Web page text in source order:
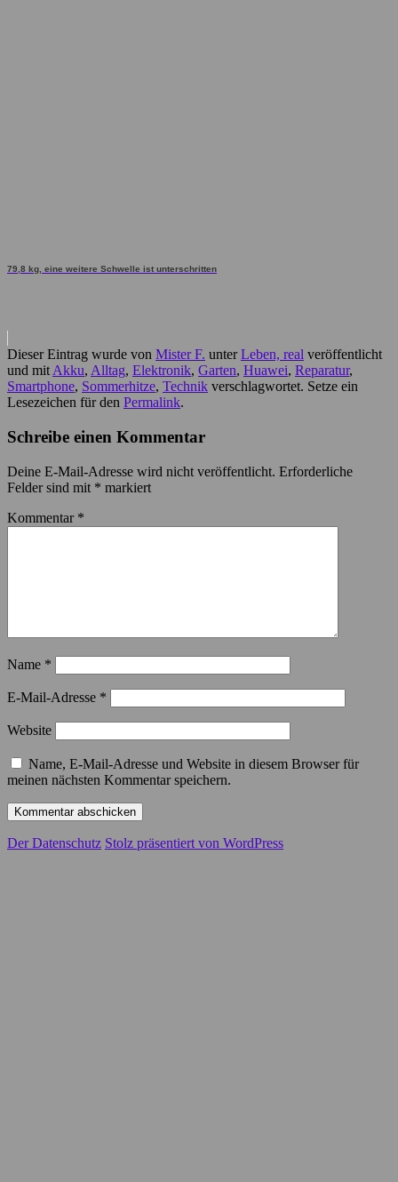
79,8 kg, eine weitere Schwelle ist unterschritten
Dieser Eintrag wurde von Mister F. unterLeben, real veröffentlicht
und mit Akku, Alltag, Elektronik, Garten, Huawei, Reparatur,
Smartphone, Sommerhitze, Technik verschlagwortet. Setze ein
Lesezeichen für den Permalink.
Schreibe einen Kommentar
Deine E-Mail-Adresse wird nicht veröffentlicht. Erforderliche
Felder sind mit * markiert
Kommentar *
Name *
E-Mail-Adresse *
Website
Name, E-Mail-Adresse und Website in diesem Browser für
meinen nächsten Kommentar speichern.
Der Datenschutz Stolz präsentiert von WordPress